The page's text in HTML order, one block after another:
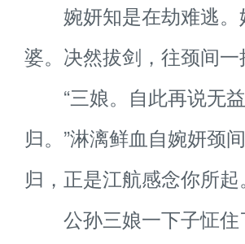
婉妍知是在劫难逃。
婆。决然拔剑，往颈间一
“三娘。自此再说无益
归。”淋漓鲜血自婉妍颈
归，正是江航感念你所起
公孙三娘一下子怔住